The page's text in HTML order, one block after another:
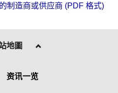
制造商或供应商 (PDF 格式)
地圖
资讯一览